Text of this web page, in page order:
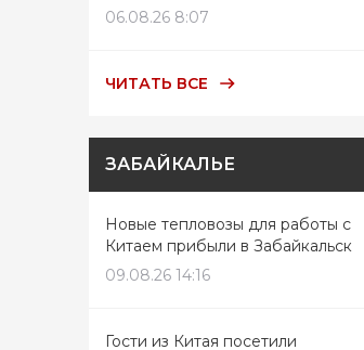
06.08.26 8:07
ЧИТАТЬ ВСЕ
ЗАБАЙКАЛЬЕ
Новые тепловозы для работы с
Китаем прибыли в Забайкальск
09.08.26 14:16
Гости из Китая посетили